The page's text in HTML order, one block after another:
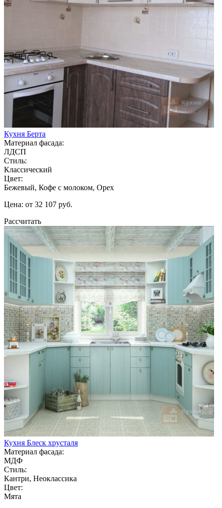
Кухня Берта
Материал фасада:
ЛДСП
Стиль:
Классический
Цвет:
Бежевый, Кофе с молоком, Орех
Цена: от 32 107 руб.
Рассчитать
Кухня Блеск хрусталя
Материал фасада:
МДФ
Стиль:
Кантри, Неоклассика
Цвет:
Мята